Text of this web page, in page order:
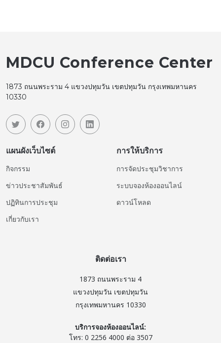
MDCU Conference Center
1873 ถนนพระราม 4 แขวงปทุมวัน เขตปทุมวัน กรุงเทพมหานคร
10330
แผนผังเว็บไซต์
กิจกรรม
ข่าวประชาสัมพันธ์
ปฏิทินการประชุม
เกี่ยวกับเรา
การให้บริการ
การจัดประชุมวิชาการ
ระบบจองห้องออนไลน์
ดาวน์โหลด
ติดต่อเรา
1873 ถนนพระราม 4
แขวงปทุมวัน เขตปทุมวัน
กรุงเทพมหานคร 10330
บริการจองห้องออนไลน์:
โทร: 0 2256 4000 ต่อ 3507